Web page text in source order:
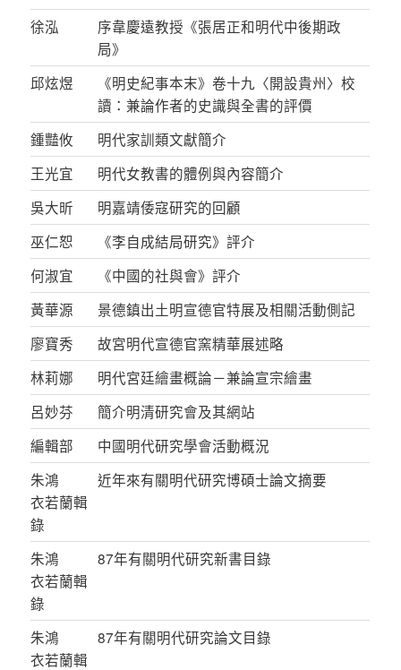
徐泓
序韋慶遠教授《張居正和明代中後期政
局》
邱炫煜
《明史紀事本末》卷十九〈開設貴州〉校
讀：兼論作者的史識與全書的評價
鍾豔攸
明代家訓類文獻簡介
王光宜
明代女教書的體例與內容簡介
吳大昕
明嘉靖倭寇研究的回顧
巫仁恕
《李自成結局研究》評介
何淑宜
《中國的社與會》評介
黃華源
景德鎮出土明宣德官特展及相關活動側記
廖寶秀
故宮明代宣德官窯精華展述略
林莉娜
明代宮廷繪畫概論－兼論宣宗繪畫
呂妙芬
簡介明清研究會及其網站
編輯部
中國明代研究學會活動概況
朱鴻
衣若蘭輯
錄
近年來有關明代研究博碩士論文摘要
朱鴻
衣若蘭輯
錄
87年有關明代研究新書目錄
朱鴻
衣若蘭輯
87年有關明代研究論文目錄